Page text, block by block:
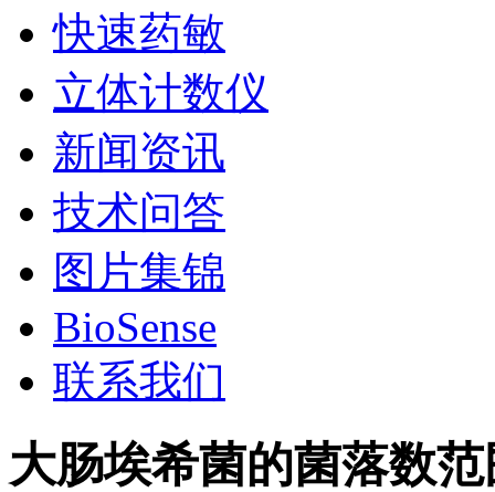
快速药敏
立体计数仪
新闻资讯
技术问答
图片集锦
BioSense
联系我们
大肠埃希菌的菌落数